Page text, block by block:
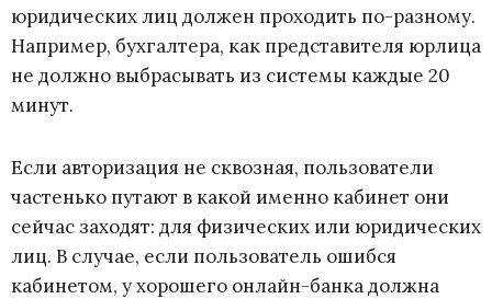
юридических лиц должен проходить по-разному.
Например, бухгалтера, как представителя юрлица
не должно выбрасывать из системы каждые 20
минут.
Если авторизация не сквозная, пользователи
частенько путают в какой именно кабинет они
сейчас заходят: для физических или юридических
лиц. В случае, если пользователь ошибся
кабинетом, у хорошего онлайн-банка должна